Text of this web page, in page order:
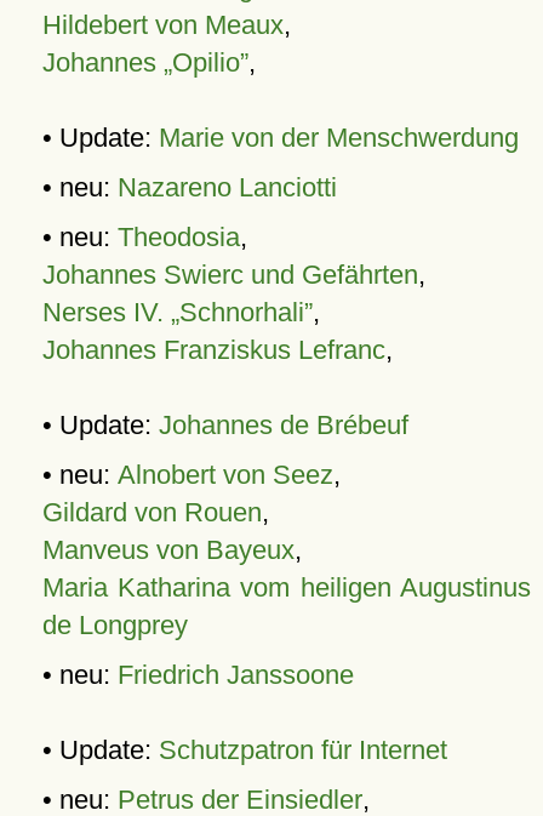
Hildebert von Meaux,
Johannes „Opilio”,
• Update: Marie von der Menschwerdung
• neu: Nazareno Lanciotti
• neu: Theodosia,
Johannes Swierc und Gefährten,
Nerses IV. „Schnorhali”,
Johannes Franziskus Lefranc,
• Update: Johannes de Brébeuf
• neu: Alnobert von Seez,
Gildard von Rouen,
Manveus von Bayeux,
Maria Katharina vom heiligen Augustinus
de Longprey
• neu: Friedrich Janssoone
• Update: Schutzpatron für Internet
• neu: Petrus der Einsiedler,